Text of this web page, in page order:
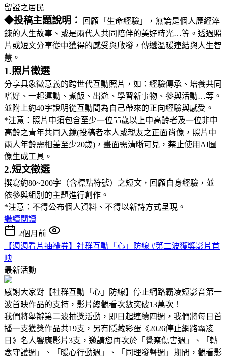
留證之居民
◆投稿主題說明：
回顧「生命經驗」，無論是個人歷經淬
鍊的人生故事、或是兩代人共同陪伴的美好時光…等。透過照
片或短文分享從中獲得的感受與啟發，傳遞溫暖連結與人生智
慧。
1.照片徵選
分享具象徵意義的跨世代互動照片，如：經驗傳承、培養共同
嗜好、一起運動、煮飯、出遊、學習新事物、參與活動…等。
並附上約40字說明從互動間為自己帶來的正向經驗與感受。
*注意：照片中須包含至少一位55歲以上中高齡者及一位非中
高齡之青年共同入鏡(投稿者本人或親友之正面肖像，照片中
兩人年齡需相差至少20歲)，畫面需清晰可見，禁止使用AI圖
像生成工具。
2.短文徵選
撰寫約80~200字（含標點符號）之短文，回顧自身經驗，並
依參與組別的主題進行創作。
*注意：不得公布個人資料、不得以新詩方式呈現。
繼續閱讀
2個月前
【週週看片抽禮券】社群互動「心」防線 #第二波獲獎影片首
映
最新活動
感謝大家對【社群互動「心」防線】停止網路霸凌短影音第一
波首映作品的支持，影片總觀看次數突破13萬次！
我們將舉辦第二波抽獎活動，即日起連續四週，我們將每日首
播一支獲獎作品共19支，另有隱藏彩蛋《2026停止網路霸凌
日》名人響應影片3支，邀請您再次於「覺察傷害週」、「轉
念守護週」、「暖心行動週」、「同理發聲週」期間，觀看影